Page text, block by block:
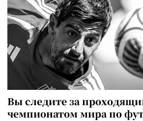
Вы следите за
чемпионатом мира по